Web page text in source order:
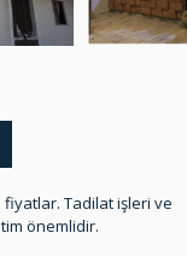
fiyatlar. Tadilat işleri ve
önemlidir.